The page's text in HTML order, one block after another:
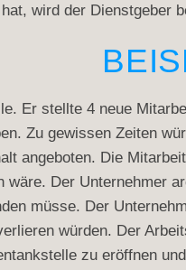
wird der Dienstgeber
Er stellte 4 neue
Zu gewissen Zeiten
angeboten. Die
Der Unternehmer
müsse. Der
würden. Der
zu eröffnen